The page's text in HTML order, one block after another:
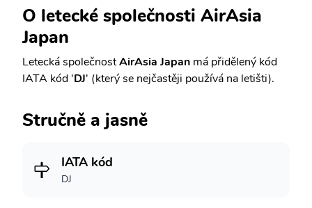
O letecké společnosti AirAsia
Japan
Letecká společnostAirAsia Japan má přidělený kód
IATA kód 'DJ' (který se nejčastěji používá na letišti).
Stručně a jasně
IATA kód
DJ